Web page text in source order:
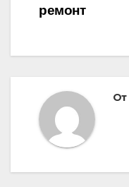
ремонт
От